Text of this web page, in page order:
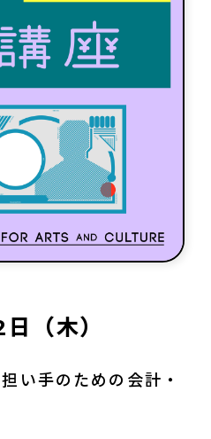
（木）
い手のための会計・